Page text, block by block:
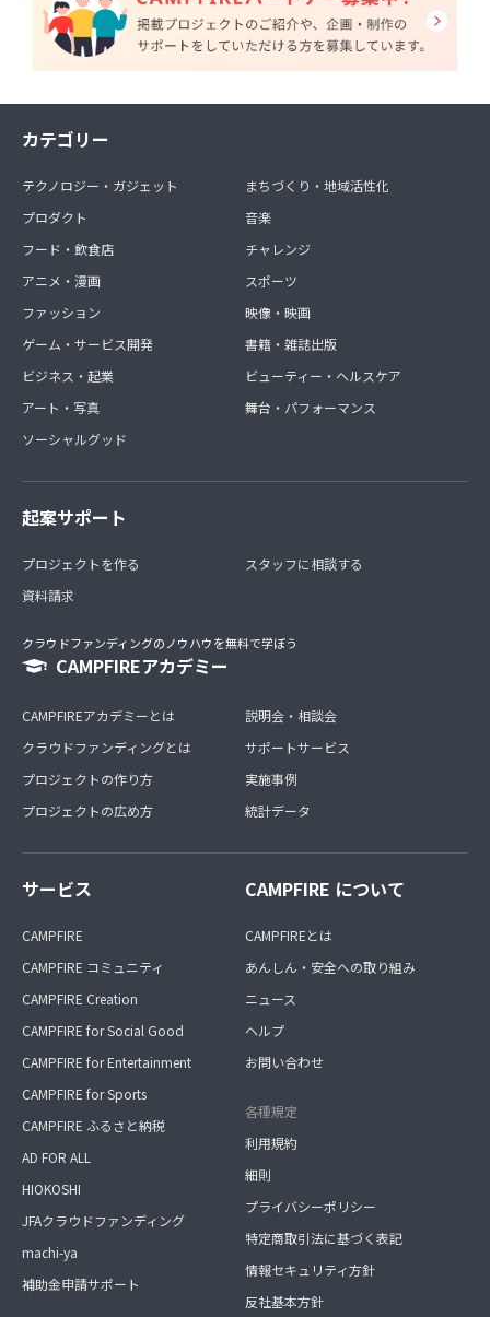
カテゴリー
テクノロジー・ガジェット
プロダクト
フード・飲食店
アニメ・漫画
ファッション
ゲーム・サービス開発
ビジネス・起業
アート・写真
ソーシャルグッド
まちづくり・地域活性化
音楽
チャレンジ
スポーツ
映像・映画
書籍・雑誌出版
ビューティー・ヘルスケア
舞台・パフォーマンス
起案サポート
プロジェクトを作る
資料請求
スタッフに相談する
クラウドファンディングのノウハウを無料で学ぼう
CAMPFIREアカデミー
CAMPFIREアカデミーとは
クラウドファンディングとは
プロジェクトの作り方
プロジェクトの広め方
説明会・相談会
サポートサービス
実施事例
統計データ
サービス
CAMPFIRE
CAMPFIRE コミュニティ
CAMPFIRE Creation
CAMPFIRE for Social Good
CAMPFIRE for Entertainment
CAMPFIRE for Sports
CAMPFIRE ふるさと納税
AD FOR ALL
HIOKOSHI
JFAクラウドファンディング
machi-ya
補助金申請サポート
CAMPFIRE について
CAMPFIREとは
あんしん・安全への取り組み
ニュース
ヘルプ
お問い合わせ
各種規定
利用規約
細則
プライバシーポリシー
特定商取引法に基づく表記
情報セキュリティ方針
反社基本方針